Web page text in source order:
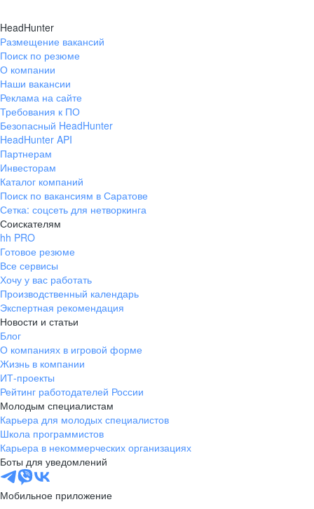
HeadHunter
Размещение вакансий
Поиск по резюме
О компании
Наши вакансии
Реклама на сайте
Требования к ПО
Безопасный HeadHunter
HeadHunter API
Партнерам
Инвесторам
Каталог компаний
Поиск по вакансиям в Саратове
Сетка: соцсеть для нетворкинга
Соискателям
hh PRO
Готовое резюме
Все сервисы
Хочу у вас работать
Производственный календарь
Экспертная рекомендация
Новости и статьи
Блог
О компаниях в игровой форме
Жизнь в компании
ИТ-проекты
Рейтинг работодателей России
Молодым специалистам
Карьера для молодых специалистов
Школа программистов
Карьера в некоммерческих организациях
Боты для уведомлений
Мобильное приложение